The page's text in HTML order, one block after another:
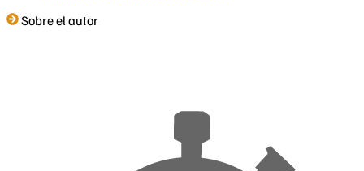
Sobre el autor